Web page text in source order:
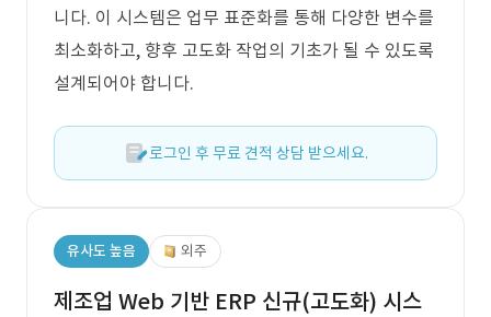
니다. 이 시스템은 업무 표준화를 통해 다양한 변수를
최소화하고, 향후 고도화 작업의 기초가 될 수 있도록
설계되어야 합니다.
로그인 후 무료 견적 상담 받으세요.
유사도 높음 외주
제조업 Web 기반 ERP 신규(고도화) 시스